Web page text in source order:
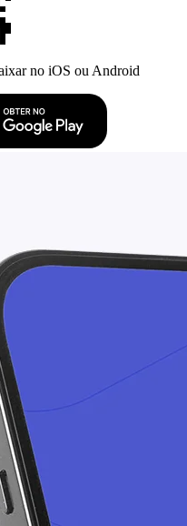
no iOS ou Android